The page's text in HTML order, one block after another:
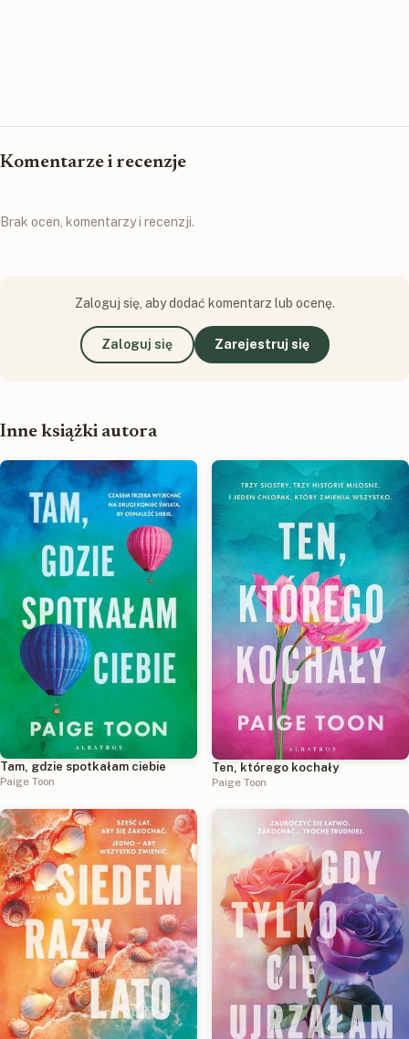
Komentarze i recenzje
Brak ocen, komentarzy i recenzji.
Zaloguj się, aby dodać komentarz lub ocenę.
Zaloguj się Zarejestruj się
Inne książki autora
Tam, gdzie spotkałam ciebie
Paige Toon
Ten, którego kochały
Paige Toon